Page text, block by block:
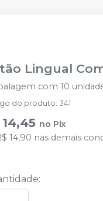
Lingual
com 10
do produto:341
14,45 no Pix
14,90 nas demais
: